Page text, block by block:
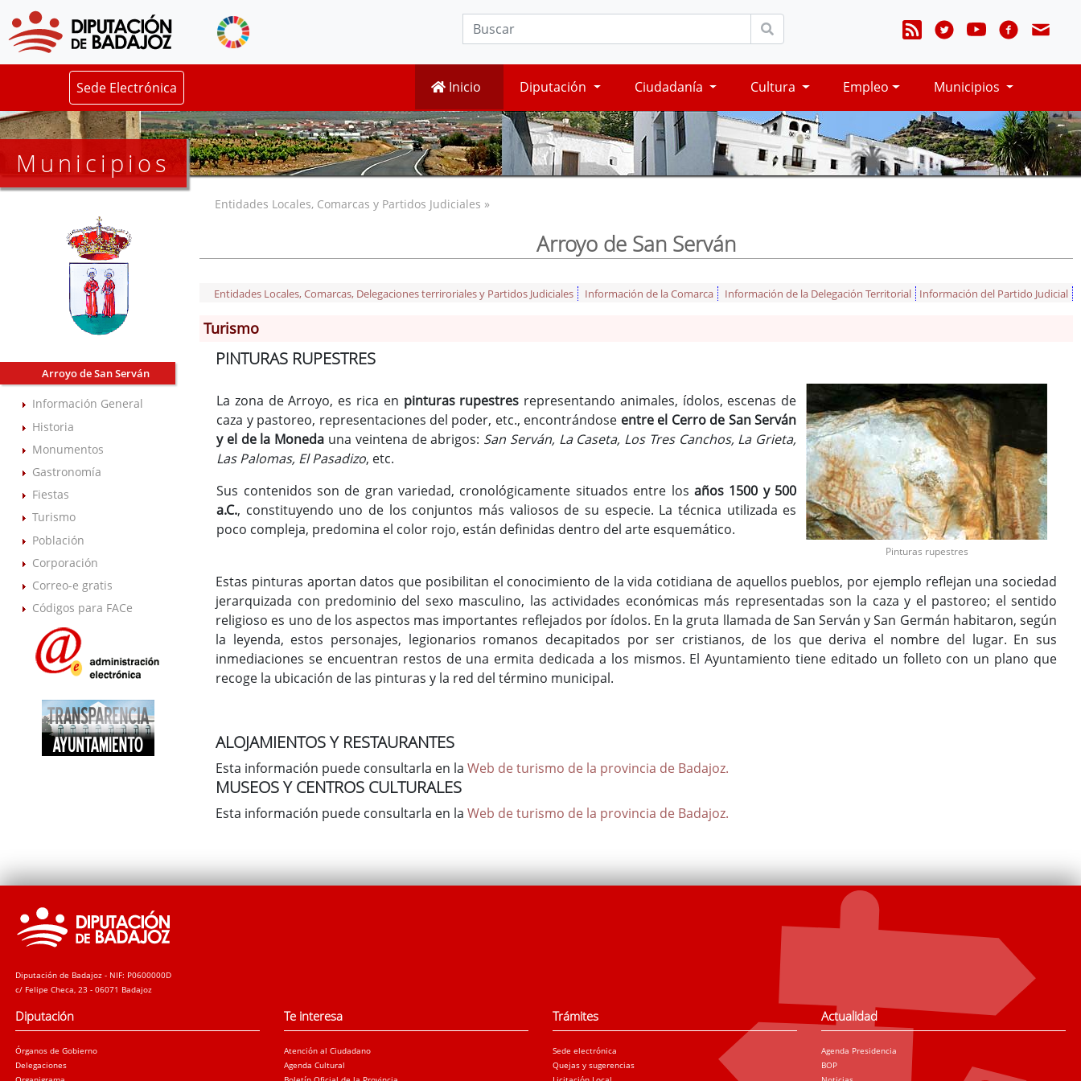
Sede Electrónica Inicio Diputación Ciudadanía Cultura Empleo Municipios
Municipios
Arroyo de San Serván
Información General
Historia
Monumentos
Gastronomía
Fiestas
Turismo
Población
Corporación
Correo-e gratis
Códigos para FACe
Entidades Locales, Comarcas y Partidos Judiciales »
Arroyo de San Serván
Entidades Locales, Comarcas, Delegaciones terriroriales y Partidos Judiciales Información de la Comarca Información de la Delegación Territorial Información del Partido Judicial
Turismo
PINTURAS RUPESTRES
La zona de Arroyo, es rica en pinturas rupestres representando animales, ídolos, escenas de
caza y pastoreo, representaciones del poder, etc., encontrándose entre el Cerro de San Serván
y el de la Moneda una veintena de abrigos: San Serván, La Caseta, Los Tres Canchos, La Grieta,
Las Palomas, El Pasadizo, etc.
Sus contenidos son de gran variedad, cronológicamente situados entre losaños 1500 y 500
a.C., constituyendo uno de los conjuntos más valiosos de su especie. La técnica utilizada es
poco compleja, predomina el color rojo, están definidas dentro del arte esquemático.
Pinturas rupestres
Estas pinturas aportan datos que posibilitan el conocimiento de la vida cotidiana de aquellos pueblos, por ejemplo reflejan una sociedad
jerarquizada con predominio del sexo masculino, las actividades económicas más representadas son la caza y el pastoreo; el sentido
religioso es uno de los aspectos mas importantes reflejados por ídolos. En la gruta llamada de San Serván y San Germán habitaron, según
la leyenda, estos personajes, legionarios romanos decapitados por ser cristianos, de los que deriva el nombre del lugar. En sus
inmediaciones se encuentran restos de una ermita dedicada a los mismos. El Ayuntamiento tiene editado un folleto con un plano que
recoge la ubicación de las pinturas y la red del término municipal.
ALOJAMIENTOS Y RESTAURANTES
Esta información puede consultarla en laWeb de turismo de la provincia de Badajoz.
MUSEOS Y CENTROS CULTURALES
Esta información puede consultarla en laWeb de turismo de la provincia de Badajoz.
Diputación de Badajoz - NIF: P0600000D
c/ Felipe Checa, 23 - 06071 Badajoz
Diputación
Órganos de Gobierno
Delegaciones
Te interesa
Atención al Ciudadano
Agenda Cultural
Trámites
Sede electrónica
Quejas y sugerencias
Actualidad
Agenda Presidencia
BOP